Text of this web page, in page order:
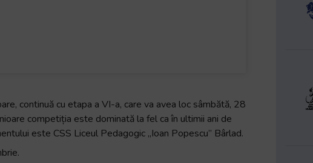
continuă cu etapa a VI-a, care va avea loc sâmbătă, 28
competiția este dominată la fel ca în ultimii ani de
este CSS Liceul Pedagogic „Ioan Popescu” Bârlad.